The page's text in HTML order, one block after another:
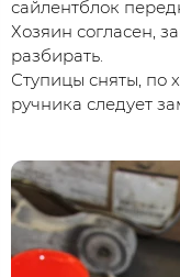
сайлентблок
Хозяин согласен,
разбирать.
Ступицы сняты, по
ручника следует